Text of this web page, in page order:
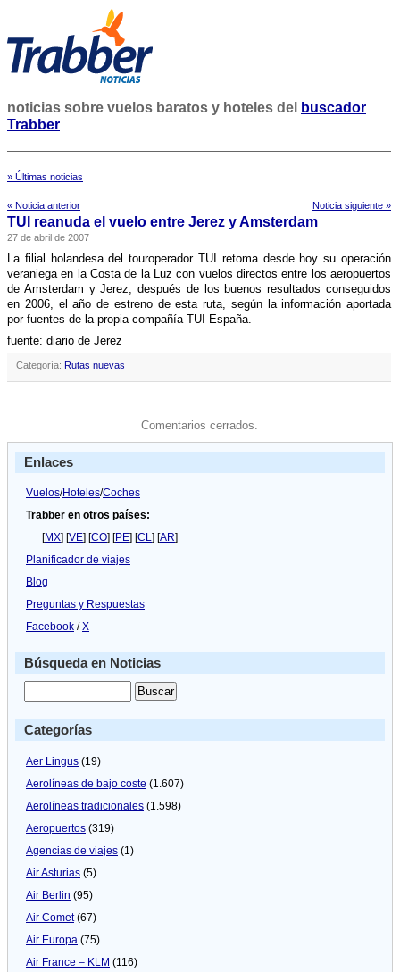
noticias sobre vuelos baratos y hoteles del
buscador
Trabber
» Últimas noticias
« Noticia anterior Noticia siguiente »
TUI reanuda el vuelo entre Jerez y Amsterdam
27 de abril de 2007
La filial holandesa del touroperador TUI retoma desde hoy su operación
veraniega en la Costa de la Luz con vuelos directos entre los aeropuertos
de Amsterdam y Jerez, después de los buenos resultados conseguidos
en 2006, el año de estreno de esta ruta, según la información aportada
por fuentes de la propia compañí­a TUI España.
fuente: diario de Jerez
Categoría: Rutas nuevas
Comentarios cerrados.
Enlaces
Vuelos/Hoteles/Coches
Trabber en otros países:
[MX] [VE] [CO] [PE] [CL] [AR]
Planificador de viajes
Blog
Preguntas y Respuestas
Facebook /X
Búsqueda en Noticias
Categorías
Aer Lingus (19)
Aerolíneas de bajo coste (1.607)
Aerolíneas tradicionales (1.598)
Aeropuertos (319)
Agencias de viajes (1)
Air Asturias (5)
Air Berlin (95)
Air Comet(67)
Air Europa (75)
Air France – KLM (116)